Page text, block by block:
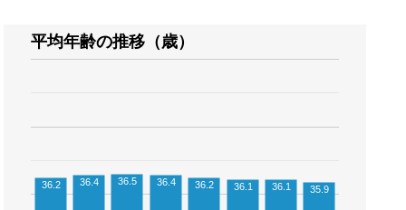
平均年齢の推移（歳）
36.2 36.4 36.5 36.4 36.2 36.1 36.1 35.9